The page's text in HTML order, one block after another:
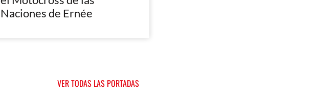
Naciones de Ernée
VER TODAS LAS PORTADAS